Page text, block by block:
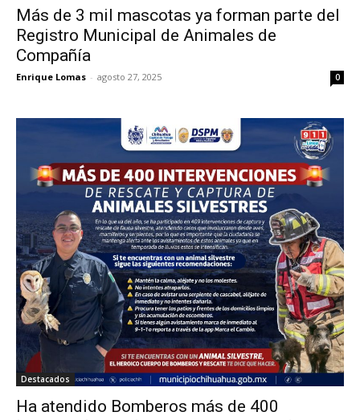
Más de 3 mil mascotas ya forman parte del
Registro Municipal de Animales de
Compañía
Enrique Lomas - agosto 27, 2025 0
Destacados
Ha atendido Bomberos más de 400